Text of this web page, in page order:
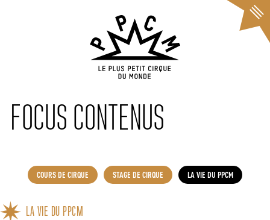
FOCUS CONTENUS
COURS DE CIRQUE STAGE DE CIRQUE LA VIE DU PPCM
LA VIE DU PPCM